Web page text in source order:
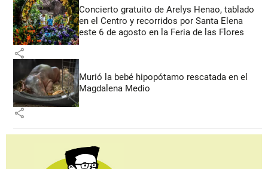
Concierto gratuito de Arelys Henao, tablado
en el Centro y recorridos por Santa Elena
este 6 de agosto en la Feria de las Flores
share
Murió la bebé hipopótamo rescatada en el
Magdalena Medio
share